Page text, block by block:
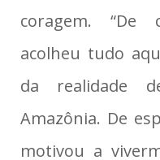
coragem. “De
acolheu tudo
da realidade
Amazônia. De
motivou a